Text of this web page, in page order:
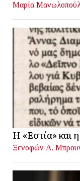
Μαρία
Η «Εστία» και
Ξενοφών Α.